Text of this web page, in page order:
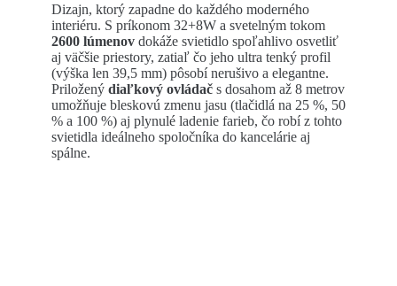
Dizajn, ktorý zapadne do každého moderného
interiéru. S príkonom 32+8W a svetelným tokom
2600 lúmenov dokáže svietidlo spoľahlivo osvetliť
aj väčšie priestory, zatiaľ čo jeho ultra tenký profil
(výška len 39,5 mm) pôsobí nerušivo a elegantne.
Priložený diaľkový ovládač s dosahom až 8 metrov
umožňuje bleskovú zmenu jasu (tlačidlá na 25 %, 50
% a 100 %) aj plynulé ladenie farieb, čo robí z tohto
svietidla ideálneho spoločníka do kancelárie aj
spálne.